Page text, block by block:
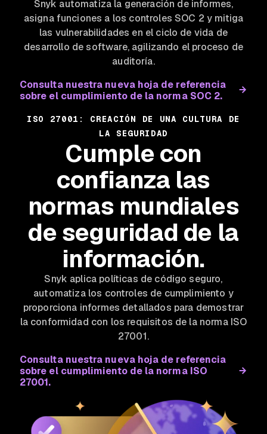
Snyk automatiza la generación de informes,
asigna funciones a los controles SOC 2 y mitiga
las vulnerabilidades en el ciclo de vida de
desarrollo de software, agilizando el proceso de
auditoría.
Consulta nuestra nueva hoja de referencia
sobre el cumplimiento de la norma SOC 2.
ISO 27001: CREACIÓN DE UNA CULTURA DE
LA SEGURIDAD
Cumple con
confianza las
normas mundiales
de seguridad de la
información.
Snyk aplica políticas de código seguro,
automatiza los controles de cumplimiento y
proporciona informes detallados para demostrar
la conformidad con los requisitos de la norma ISO
27001.
Consulta nuestra nueva hoja de referencia
sobre el cumplimiento de la norma ISO
27001.